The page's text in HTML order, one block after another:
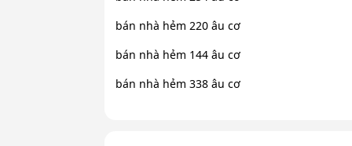
bán nhà hẻm 220 âu cơ
bán nhà hẻm 144 âu cơ
bán nhà hẻm 338 âu cơ